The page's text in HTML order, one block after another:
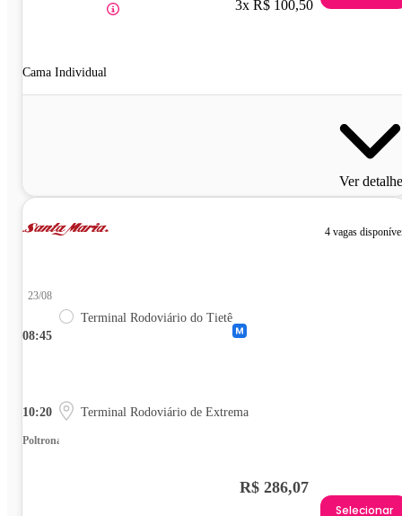
Cama Individual
3x R$ 100,50
Ver
4 vagas
08:45
23/08
Terminal Rodoviário do Tietê
10:20 Terminal Rodoviário de Extrema
Poltrona
R$ 286,07
Selecionar